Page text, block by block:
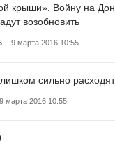
крыши». Войну на
возобновить
9 марта 2016 10:55
сильно
9 марта 2016 10:55